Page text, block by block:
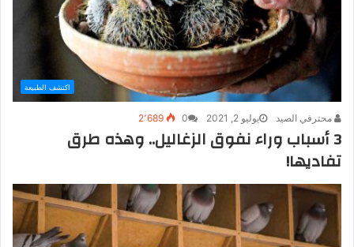
اكتشف الطبيعة
محترفي الصيد يوليو 2, 2021 0 2٬689
3 أسباب وراء نفوق الزغاليل.. وهذه طرق
تفاديها!